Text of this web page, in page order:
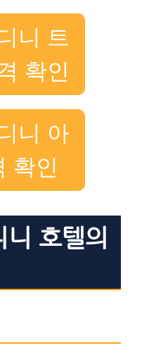
니 트
확인
니 아
확인
호텔의